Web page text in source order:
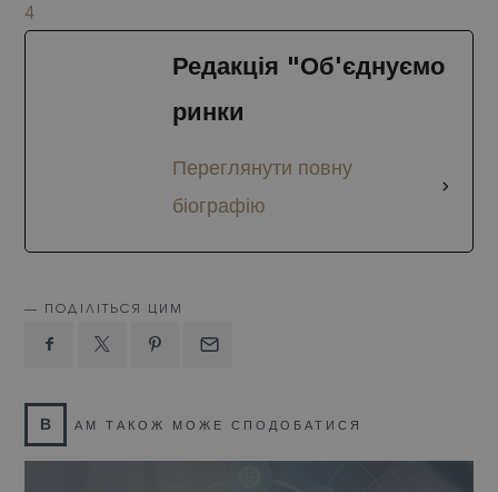
4
Редакція "Об'єднуємо
ринки
Переглянути повну
біографію
ПОДІЛІТЬСЯ ЦИМ
В АМ ТАКОЖ МОЖЕ СПОДОБАТИСЯ